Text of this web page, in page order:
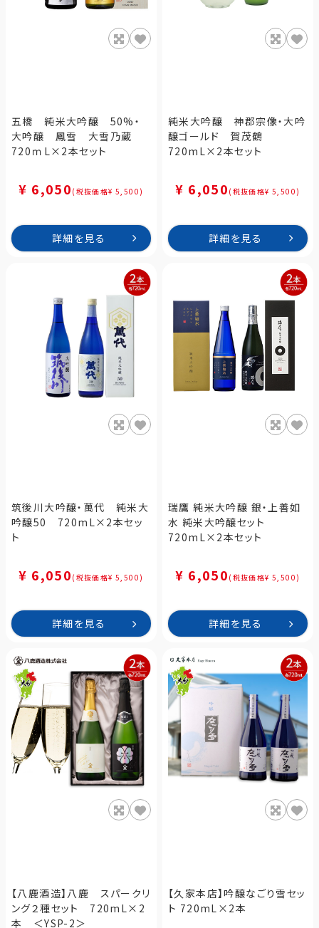
五橋 純米大吟醸 50%・
大吟醸 鳳雪 大雪乃蔵
720ｍL×2本セット
¥ 6,050 (税抜価格¥ 5,500)
詳細を見る
純米大吟醸 神郡宗像・大吟
醸ゴールド 賀茂鶴
720mL×2本セット
¥ 6,050 (税抜価格¥ 5,500)
詳細を見る
筑後川大吟醸・萬代 純米大
吟醸50 720mL×2本セッ
ト
¥ 6,050 (税抜価格¥ 5,500)
詳細を見る
瑞鷹 純米大吟醸 銀・上善如
水 純米大吟醸セット
720mL×2本セット
¥ 6,050 (税抜価格¥ 5,500)
詳細を見る
【八鹿酒造】八鹿 スパークリ
ング２種セット 720mL×2
本 ＜YSP-2＞
【久家本店】吟醸なごり雪セッ
ト 720mL×2本